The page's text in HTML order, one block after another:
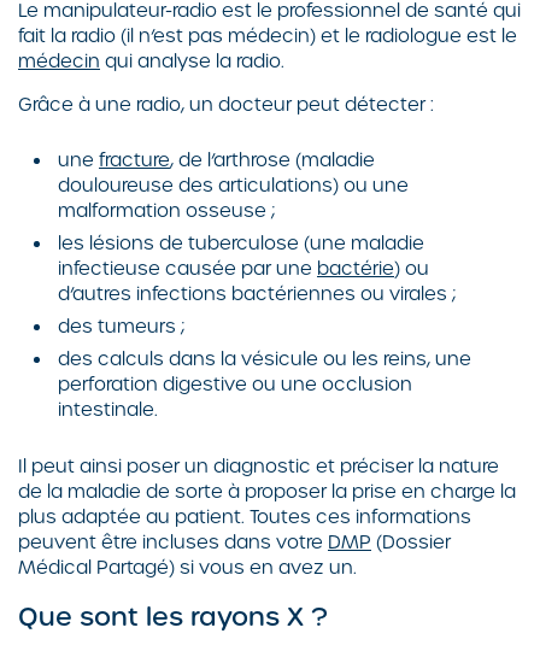
Le manipulateur-radio est le professionnel de santé qui
fait la radio (il n’est pas médecin) et le radiologue est le
médecin qui analyse la radio.
Grâce à une radio, un docteur peut détecter :
une fracture, de l’arthrose (maladie
douloureuse des articulations) ou une
malformation osseuse ;
les lésions de tuberculose (une maladie
infectieuse causée par une bactérie) ou
d’autres infections bactériennes ou virales ;
des tumeurs ;
des calculs dans la vésicule ou les reins, une
perforation digestive ou une occlusion
intestinale.
Il peut ainsi poser un diagnostic et préciser la nature
de la maladie de sorte à proposer la prise en charge la
plus adaptée au patient. Toutes ces informations
peuvent être incluses dans votre DMP (Dossier
Médical Partagé) si vous en avez un.
Que sont les rayons X ?